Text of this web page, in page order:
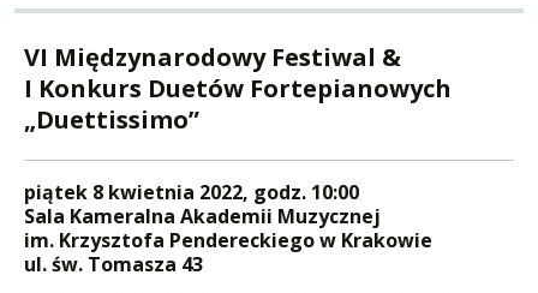
VI Międzynarodowy Festiwal &
I Konkurs Duetów Fortepianowych
„Duettissimo”
piątek 8 kwietnia 2022, godz. 10:00
Sala Kameralna Akademii Muzycznej
im. Krzysztofa Pendereckiego w Krakowie
ul. św. Tomasza 43